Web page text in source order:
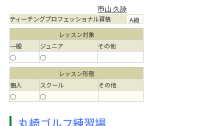
市山 久詠
ティーチングプロフェッショナル資格 A級
レッスン対象
一般
ジュニア
その他
○
○
レッスン形態
個人
スクール
その他
○
○
丸崎ゴルフ練習場